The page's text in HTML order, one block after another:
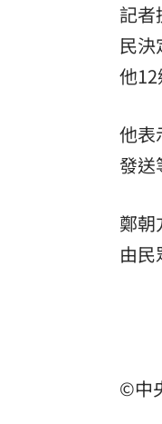
記者
民
他
他表
發送
鄭朝
由民
©中